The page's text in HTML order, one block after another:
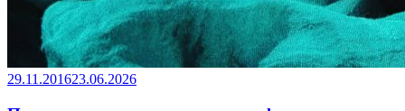
29.11.201623.06.2026